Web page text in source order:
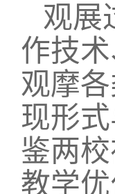
观展
作技
观摩
现形
鉴两
教学